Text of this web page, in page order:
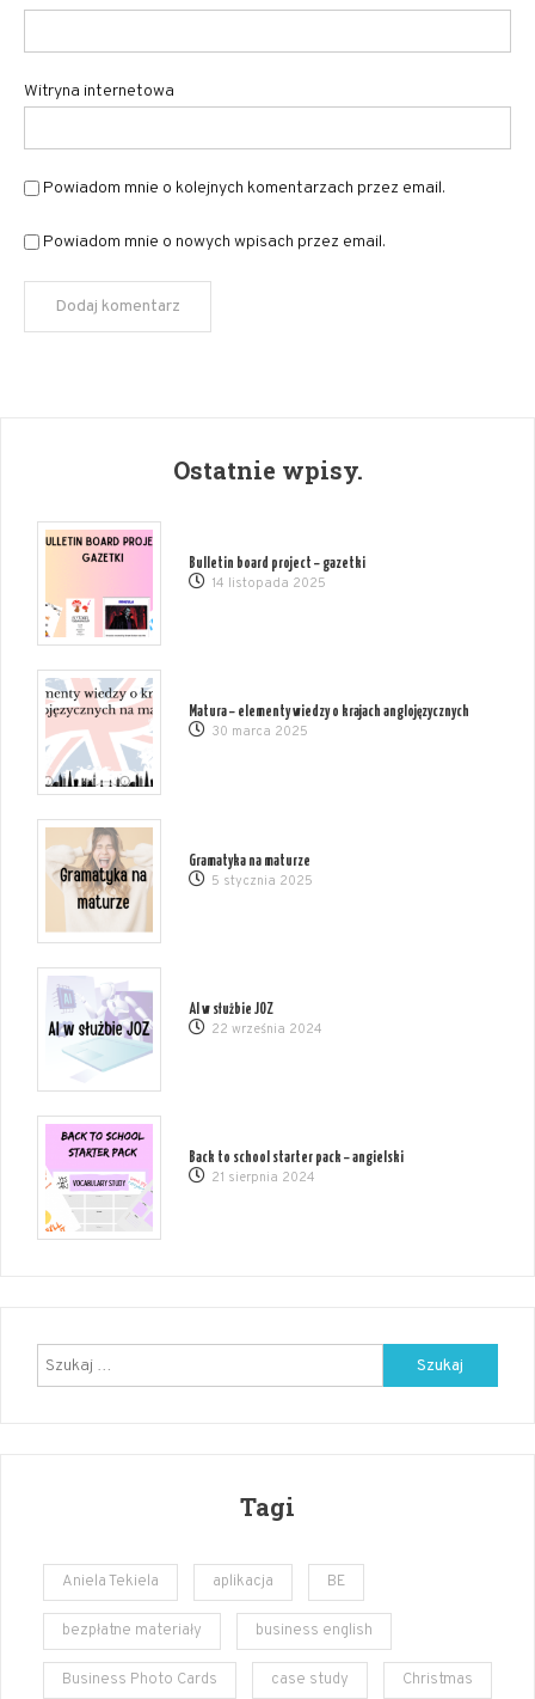
Witryna internetowa
Powiadom mnie o kolejnych komentarzach przez email.
Powiadom mnie o nowych wpisach przez email.
Ostatnie wpisy.
Bulletin board project – gazetki
14 listopada 2025
Matura – elementy wiedzy o krajach anglojęzycznych
30 marca 2025
Gramatyka na maturze
5 stycznia 2025
AI w służbie JOZ
22 września 2024
Back to school starter pack – angielski
21 sierpnia 2024
Szukaj:
Tagi
Aniela Tekiela aplikacja BE
bezpłatne materiały business english
Business Photo Cards case study Christmas